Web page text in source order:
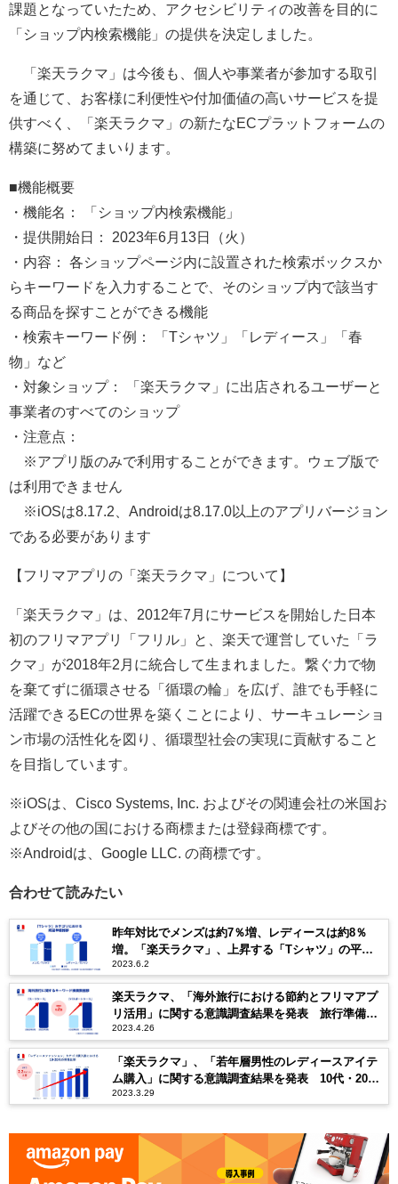
課題となっていたため、アクセシビリティの改善を目的に
「ショップ内検索機能」の提供を決定しました。
「楽天ラクマ」は今後も、個人や事業者が参加する取引
を通じて、お客様に利便性や付加価値の高いサービスを提
供すべく、「楽天ラクマ」の新たなECプラットフォームの
構築に努めてまいります。
■機能概要
・機能名： 「ショップ内検索機能」
・提供開始日： 2023年6月13日（火）
・内容： 各ショップページ内に設置された検索ボックスか
らキーワードを入力することで、そのショップ内で該当す
る商品を探すことができる機能
・検索キーワード例： 「Tシャツ」「レディース」「春
物」など
・対象ショップ： 「楽天ラクマ」に出店されるユーザーと
事業者のすべてのショップ
・注意点：
※アプリ版のみで利用することができます。ウェブ版で
は利用できません
※iOSは8.17.2、Androidは8.17.0以上のアプリバージョン
である必要があります
【フリマアプリの「楽天ラクマ」について】
「楽天ラクマ」は、2012年7月にサービスを開始した日本
初のフリマアプリ「フリル」と、楽天で運営していた「ラ
クマ」が2018年2月に統合して生まれました。繋ぐ力で物
を棄てずに循環させる「循環の輪」を広げ、誰でも手軽に
活躍できるECの世界を築くことにより、サーキュレーショ
ン市場の活性化を図り、循環型社会の実現に貢献すること
を目指しています。
※iOSは、Cisco Systems, Inc. およびその関連会社の米国お
よびその他の国における商標または登録商標です。
※Androidは、Google LLC. の商標です。
合わせて読みたい
昨年対比でメンズは約7％増、レディースは約8％
増。「楽天ラクマ」、上昇する「Tシャツ」の平均
単価からみる取引動向を発表
2023.6.2
楽天ラクマ、「海外旅行における節約とフリマアプ
リ活用」に関する意識調査結果を発表 旅行準備時
にフリマアプリを活用したユーザーの約3割が1万円
以上を節約
2023.4.26
「楽天ラクマ」、「若年層男性のレディースアイテ
ム購入」に関する意識調査結果を発表 10代・20代
の「レディース」カテゴリ購入取引で男性比率が1年
2023.3.29